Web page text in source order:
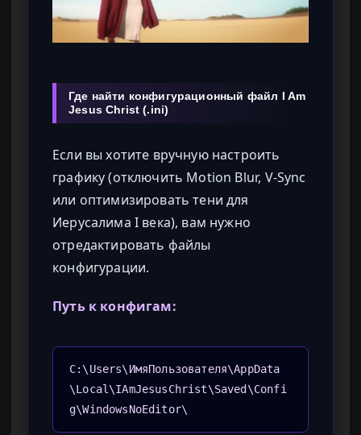
Где найти конфигурационный файл I Am
Jesus Christ (.ini)
Если вы хотите вручную настроить
графику (отключить Motion Blur, V-Sync
или оптимизировать тени для
Иерусалима I века), вам нужно
отредактировать файлы
конфигурации.
Путь к конфигам:
C:\Users\ИмяПользователя\AppData
\Local\IAmJesusChrist\Saved\Confi
g\WindowsNoEditor\